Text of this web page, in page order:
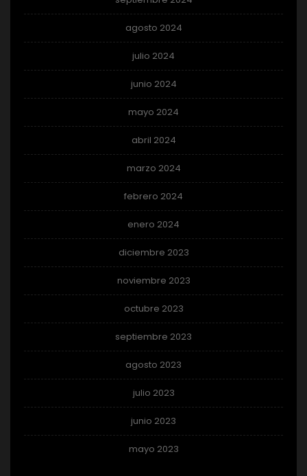
agosto 2024
julio 2024
junio 2024
mayo 2024
abril 2024
marzo 2024
febrero 2024
enero 2024
diciembre 2023
noviembre 2023
octubre 2023
septiembre 2023
agosto 2023
julio 2023
junio 2023
mayo 2023